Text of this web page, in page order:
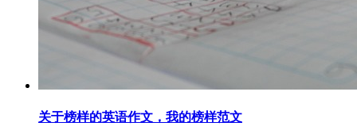
关于榜样的英语作文，我的榜样范文